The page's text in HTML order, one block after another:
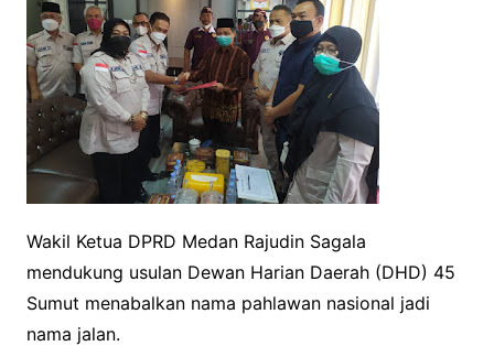
Wakil Ketua DPRD Medan Rajudin Sagala
mendukung usulan Dewan Harian Daerah (DHD) 45
Sumut menabalkan nama pahlawan nasional jadi
nama jalan.